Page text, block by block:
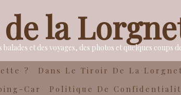
la
et des voyages, des photos et quelques coups
? Dans Le Tiroir De La
Car
Politique De